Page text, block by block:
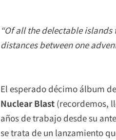
“Of all the delectable
distances between one
El esperado décimo álbum
Nuclear Blast (recordemos,
años de trabajo desde su
se trata de un lanzamiento